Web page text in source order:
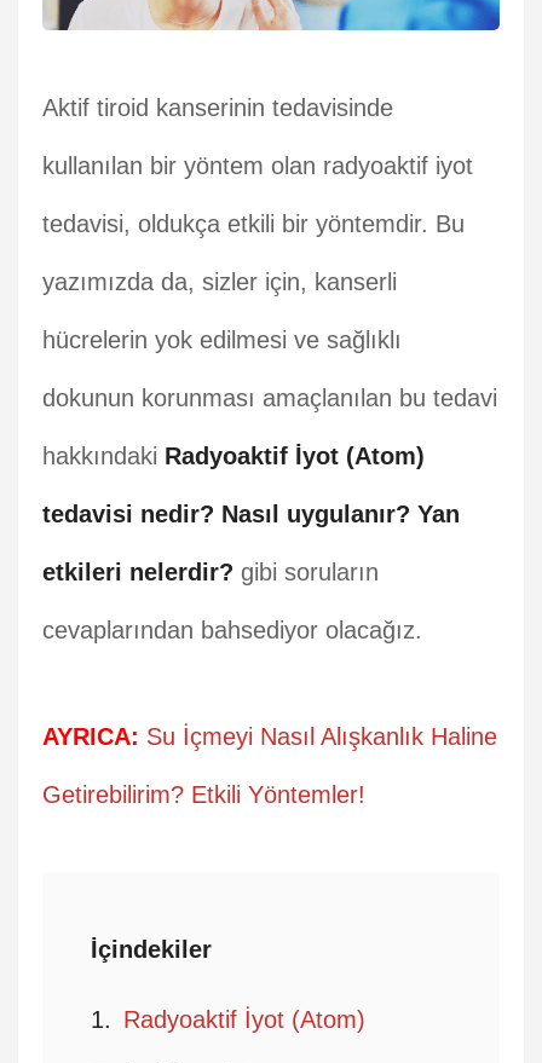
Aktif tiroid kanserinin tedavisinde
kullanılan bir yöntem olan radyoaktif iyot
tedavisi, oldukça etkili bir yöntemdir. Bu
yazımızda da, sizler için, kanserli
hücrelerin yok edilmesi ve sağlıklı
dokunun korunması amaçlanılan bu tedavi
hakkındaki Radyoaktif İyot (Atom)
tedavisi nedir? Nasıl uygulanır? Yan
etkileri nelerdir? gibi soruların
cevaplarından bahsediyor olacağız.
AYRICA: Su İçmeyi Nasıl Alışkanlık Haline
Getirebilirim? Etkili Yöntemler!
İçindekiler
Radyoaktif İyot (Atom)